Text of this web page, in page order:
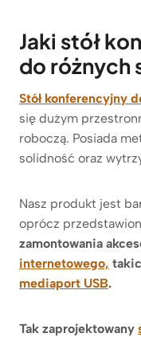
Jaki stół
do różnych
Stół konferencyjny
się dużym
roboczą. Posiada
solidność oraz
Nasz produkt jest
oprócz
zamontowania
internetowego,
mediaport USB.
Tak zaprojektowany